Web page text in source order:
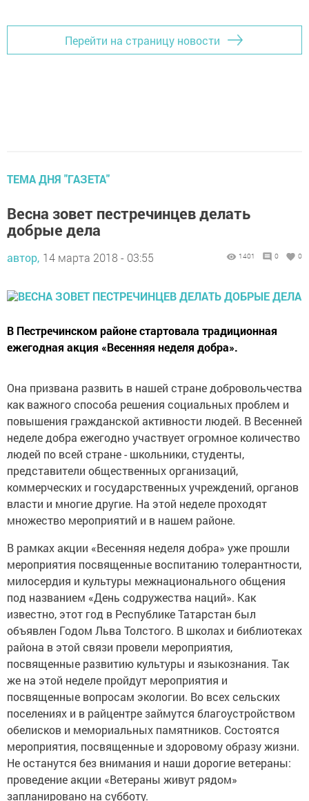
Перейти на страницу новости
ТЕМА ДНЯ "ГАЗЕТА"
Весна зовет пестречинцев делать
добрые дела
автор, 14 марта 2018 - 03:55 1401 0 0
В Пестречинском районе стартовала традиционная
ежегодная акция «Весенняя неделя добра».
Она призвана развить в нашей стране добровольчества
как важного способа решения социальных проблем и
повышения гражданской активности людей. В Весенней
неделе добра ежегодно участвует огромное количество
людей по всей стране - школьники, студенты,
представители общественных организаций,
коммерческих и государственных учреждений, органов
власти и многие другие. На этой неделе проходят
множество мероприятий и в нашем районе.
В рамках акции «Весенняя неделя добра» уже прошли
мероприятия посвященные воспитанию толерантности,
милосердия и культуры межнационального общения
под названием «День содружества наций». Как
известно, этот год в Республике Татарстан был
объявлен Годом Льва Толстого. В школах и библиотеках
района в этой связи провели мероприятия,
посвященные развитию культуры и языкознания. Так
же на этой неделе пройдут мероприятия и
посвященные вопросам экологии. Во всех сельских
поселениях и в райцентре займутся благоустройством
обелисков и мемориальных памятников. Состоятся
мероприятия, посвященные и здоровому образу жизни.
Не останутся без внимания и наши дорогие ветераны:
проведение акции «Ветераны живут рядом»
запланировано на субботу.